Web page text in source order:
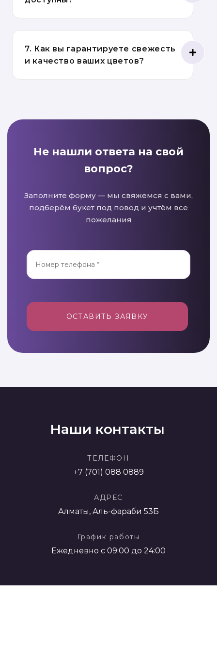
7. Как вы гарантируете свежесть
и качество ваших цветов?
Не нашли ответа на свой
вопрос?
Заполните форму — мы свяжемся с вами,
подберём букет под повод и учтём все
пожелания
ОСТАВИТЬ ЗАЯВКУ
Наши контакты
ТЕЛЕФОН
+7 (701) 088 0889
АДРЕС
Алматы, Аль-фараби 53Б
График работы
Ежедневно с 09:00 до 24:00